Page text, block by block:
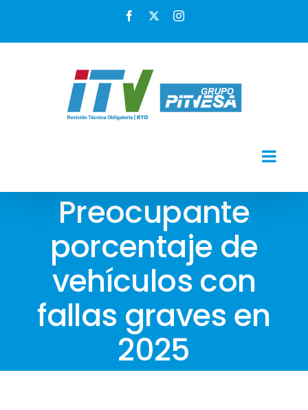
content
Facebook
X Instagram
Preocupante
porcentaje de
vehículos con
fallas graves en
2025